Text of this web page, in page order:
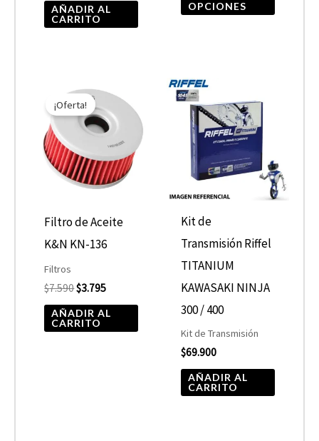
AÑADIR AL
CARRITO
OPCIONES
página
¡Oferta!
Filtro de Aceite
K&N KN-136
Filtros
$7.590
precio
original
era:
$3.795
precio
actual
es:
$3.795.
AÑADIR AL
CARRITO
Kit de
Transmisión Riffel
TITANIUM
KAWASAKI NINJA
300 / 400
Kit de Transmisión
$69.900
AÑADIR AL
CARRITO